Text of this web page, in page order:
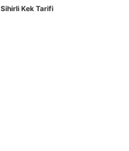
Sihirli Kek Tarifi